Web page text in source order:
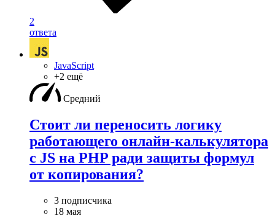
2
ответа
JavaScript
+2 ещё
Средний
Стоит ли переносить логику
работающего онлайн-калькулятора
с JS на PHP ради защиты формул
от копирования?
3 подписчика
18 мая